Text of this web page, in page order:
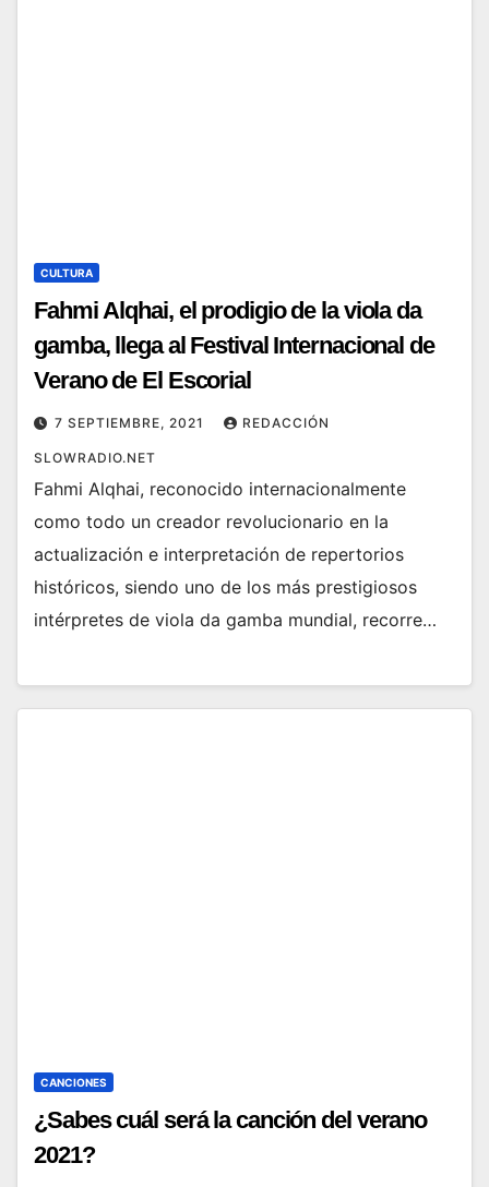
CULTURA
Fahmi Alqhai, el prodigio de la viola da
gamba, llega al Festival Internacional de
Verano de El Escorial
7 SEPTIEMBRE, 2021 REDACCIÓN
SLOWRADIO.NET
Fahmi Alqhai, reconocido internacionalmente
como todo un creador revolucionario en la
actualización e interpretación de repertorios
históricos, siendo uno de los más prestigiosos
intérpretes de viola da gamba mundial, recorre…
CANCIONES
¿Sabes cuál será la canción del verano
2021?